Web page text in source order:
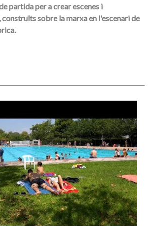
partida per a crear escenes i
sobre la marxa en l'escenari de